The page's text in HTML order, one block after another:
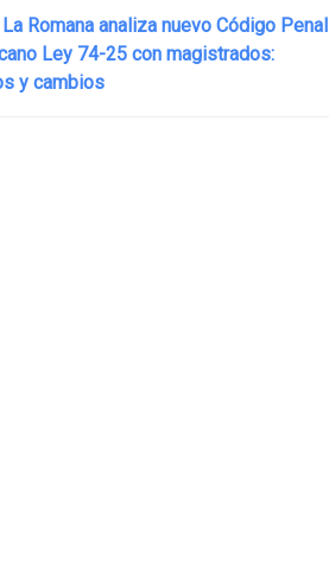
La Romana analiza nuevo Código Penal
Ley 74-25 con magistrados:
y cambios